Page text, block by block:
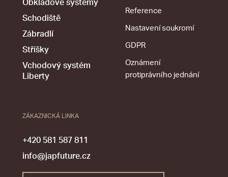
Obkladové systémy
Schodiště
Zábradlí
Stříšky
Vchodový systém
Liberty
Reference
Nastavení soukromí
GDPR
Oznámení
protiprávního jednání
ZÁKAZNICKÁ LINKA
+420 581 587 811
info@japfuture.cz